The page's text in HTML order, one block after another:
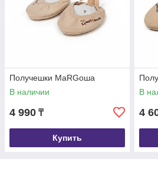
Получешки МаRGоша
В наличии
4 990 ₸
Купить
В
4